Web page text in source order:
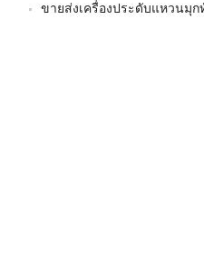
ขายส่งเครื่องประดับแหวนมุ